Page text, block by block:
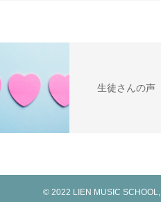
生徒さんの声
© 2022 LIEN MUSIC